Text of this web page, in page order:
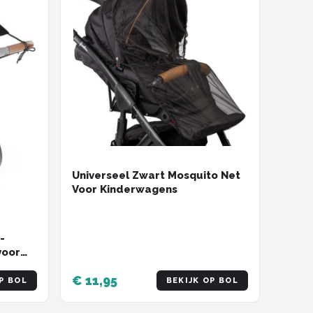
-
BOL
Universeel Zwart Mosquito Net
Voor Kinderwagens
€ 11,95 BEKIJK OP BOL